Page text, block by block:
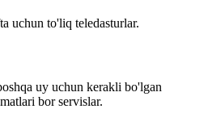
uchun to'liq teledasturlar.
uy uchun kerakli bo'lgan
bor servislar.